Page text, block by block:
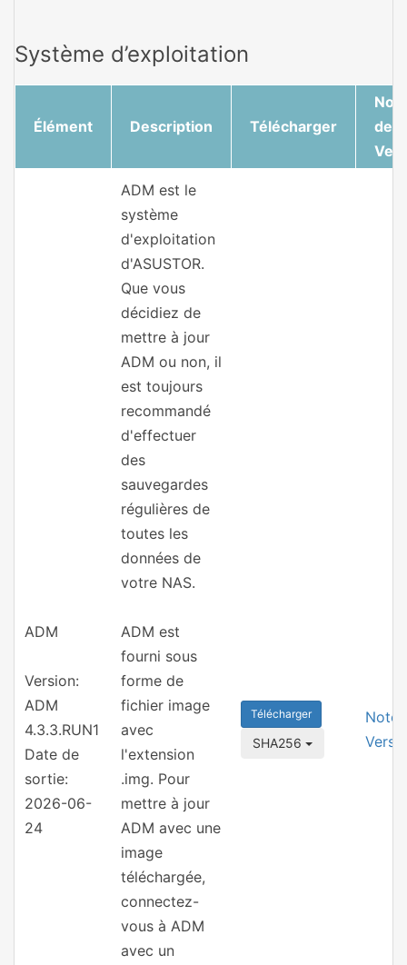
Système d’exploitation
Élément Description Télécharger
de
ADM
Version:
ADM
4.3.3.RUN1
Date de
sortie:
2026-06-
24
ADM est le
système
d'exploitation
d'ASUSTOR.
Que vous
décidiez de
mettre à jour
ADM ou non, il
est toujours
recommandé
d'effectuer
des
sauvegardes
régulières de
toutes les
données de
votre NAS.
ADM est
fourni sous
forme de
fichier image
avec
l'extension
.img. Pour
mettre à jour
ADM avec une
image
téléchargée,
connectez-
vous à ADM
avec un
Télécharger
SHA256